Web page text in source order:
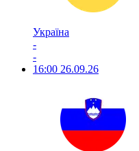
Україна
-
-
16:00 26.09.26